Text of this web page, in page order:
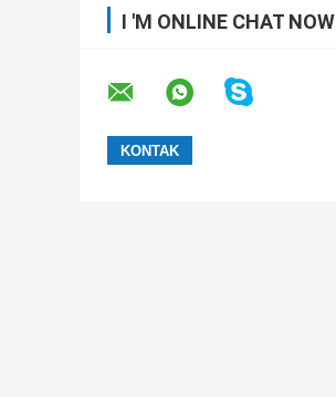
I 'M ONLINE CHAT NOW